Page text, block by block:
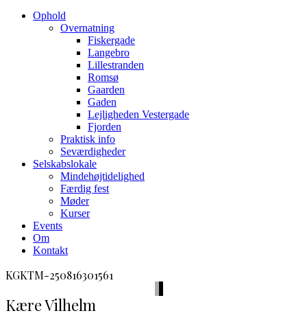
Ophold
Overnatning
Fiskergade
Langebro
Lillestranden
Romsø
Gaarden
Gaden
Lejligheden Vestergade
Fjorden
Praktisk info
Seværdigheder
Selskabslokale
Mindehøjtidelighed
Færdig fest
Møder
Kurser
Events
Om
Kontakt
facebook
envelope-
phone-
KGKTM-250816301561
Kære Vilhelm